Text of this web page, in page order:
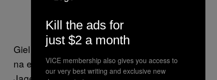
Giel Beelen at poffert in zijn programma. En
na een uitzending van TV Noord over De
Kill the ads for
just $2 a month
VICE membership also gives you access to
our very best writing and exclusive new